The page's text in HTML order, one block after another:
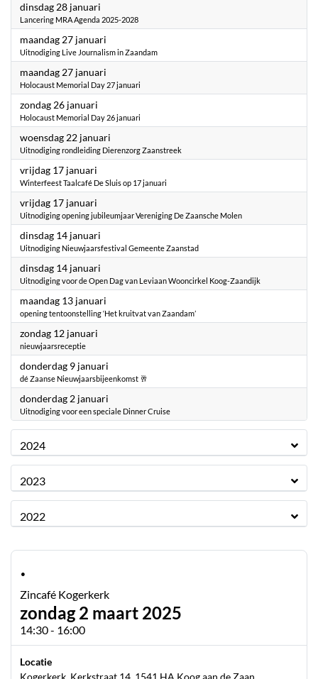
dinsdag 28 januari
Lancering MRA Agenda 2025-2028
maandag 27 januari
Uitnodiging Live Journalism in Zaandam
maandag 27 januari
Holocaust Memorial Day 27 januari
zondag 26 januari
Holocaust Memorial Day 26 januari
woensdag 22 januari
Uitnodiging rondleiding Dierenzorg Zaanstreek
vrijdag 17 januari
Winterfeest Taalcafé De Sluis op 17 januari
vrijdag 17 januari
Uitnodiging opening jubileumjaar Vereniging De Zaansche Molen
dinsdag 14 januari
Uitnodiging Nieuwjaarsfestival Gemeente Zaanstad
dinsdag 14 januari
Uitnodiging voor de Open Dag van Leviaan Wooncirkel Koog-Zaandijk
maandag 13 januari
opening tentoonstelling ‘Het kruitvat van Zaandam’
zondag 12 januari
nieuwjaarsreceptie
donderdag 9 januari
dé Zaanse Nieuwjaarsbijeenkomst 🥂
donderdag 2 januari
Uitnodiging voor een speciale Dinner Cruise
2024
2023
2022
·
Zincafé Kogerkerk
zondag 2 maart 2025
14:30 - 16:00
Locatie
Kogerkerk, Kerkstraat 14, 1541 HA Koog aan de Zaan